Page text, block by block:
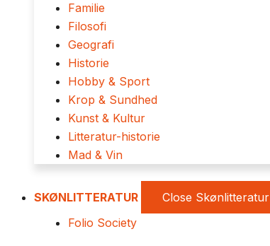
Familie
Filosofi
Geografi
Historie
Hobby & Sport
Krop & Sundhed
Kunst & Kultur
Litteratur-historie
Mad & Vin
SKØNLITTERATUR Close Skønlitteratur
Folio Society